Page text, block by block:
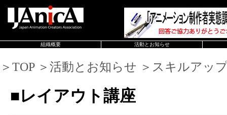
組織概要 活動とお知らせ
＞TOP ＞活動とお知らせ ＞スキルアッ
■レイアウト講座